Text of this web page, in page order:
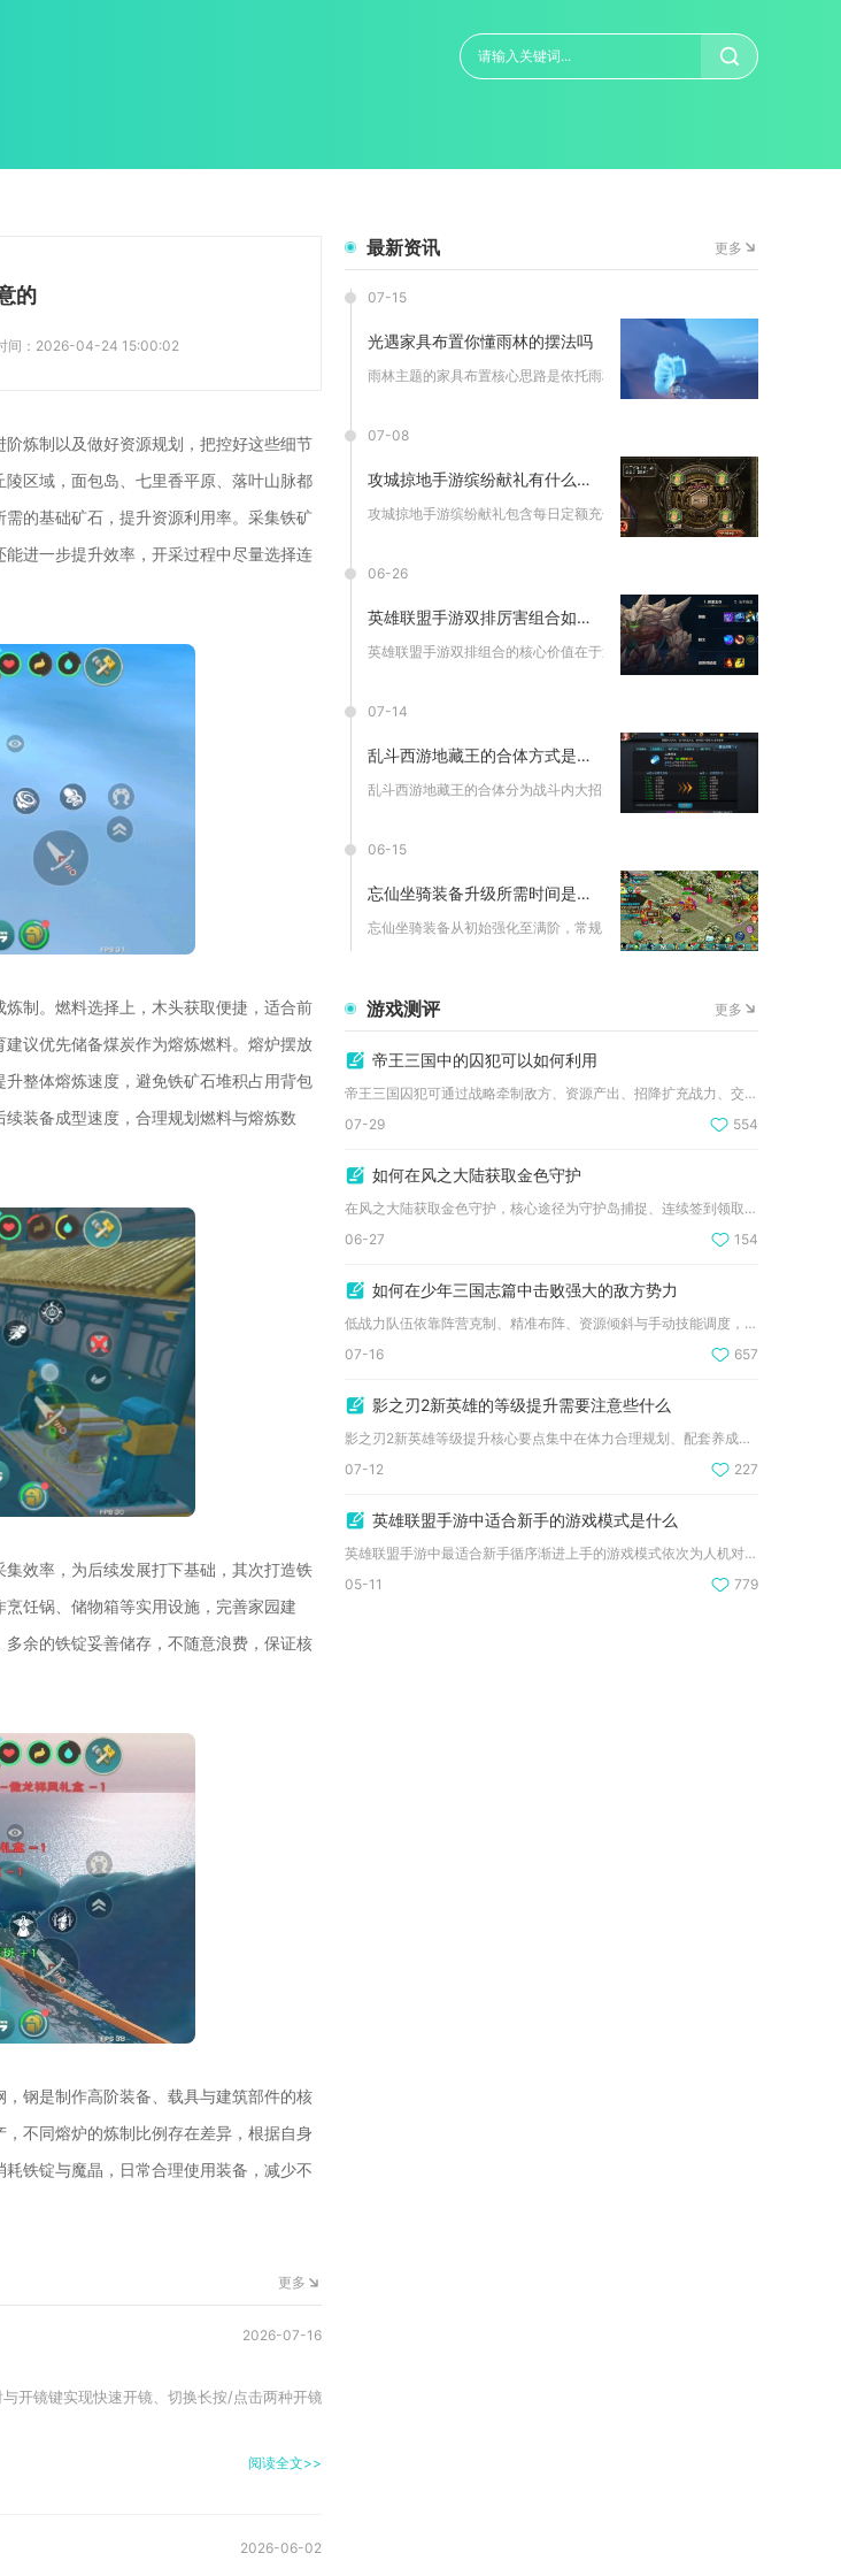
的
间： 2026-04-24 15:00:02
炼制以及做好资源规划，把控好这些细节
区域，面包岛、七里香平原、落叶山脉都
的基础矿石，提升资源利用率。采集铁矿
进一步提升效率，开采过程中尽量选择连
制。燃料选择上，木头获取便捷，适合前
议优先储备煤炭作为熔炼燃料。熔炉摆放
整体熔炼速度，避免铁矿石堆积占用背包
装备成型速度，合理规划燃料与熔炼数
效率，为后续发展打下基础，其次打造铁
饪锅、储物箱等实用设施，完善家园建
余的铁锭妥善储存，不随意浪费，保证核
钢是制作高阶装备、载具与建筑部件的核
不同熔炉的炼制比例存在差异，根据自身
铁锭与魔晶，日常合理使用装备，减少不
更多
2026-07-16
开镜键实现快速开镜、切换长按/点击两种开镜触发逻辑、配置混合倍镜与镜内辅助瞄准参数，全部设置集中在控制与游戏内
阅读全文>>
2026-06-02
最新资讯 更多
07-15
光遇家具布置你懂雨林的摆法吗
雨林主题的家具布置核心思路是依托雨林阴冷潮湿、林木繁茂、细雨...
07-08
攻城掠地手游缤纷献礼有什么充值优惠
攻城掠地手游缤纷献礼包含每日定额充值返利、累计充值阶梯奖励、...
06-26
英雄联盟手游双排厉害组合如何提升胜率
英雄联盟手游双排组合的核心价值在于通过精准功能互补与高频联动...
07-14
乱斗西游地藏王的合体方式是什么
乱斗西游地藏王的合体分为战斗内大招形态合体与阵容英雄联动合体...
06-15
忘仙坐骑装备升级所需时间是多久
忘仙坐骑装备从初始强化至满阶，常规养成节奏下约需30-45天...
游戏测评 更多
帝王三国中的囚犯可以如何利用
帝王三国囚犯可通过战略牵制敌方、资源产出、招降扩充战力、交易...
07-29
554
如何在风之大陆获取金色守护
在风之大陆获取金色守护，核心途径为守护岛捕捉、连续签到领取、...
06-27
154
如何在少年三国志篇中击败强大的敌方势力
低战力队伍依靠阵营克制、精准布阵、资源倾斜与手动技能调度，完...
07-16
657
影之刃2新英雄的等级提升需要注意些什么
影之刃2新英雄等级提升核心要点集中在体力合理规划、配套养成同...
07-12
227
英雄联盟手游中适合新手的游戏模式是什么
英雄联盟手游中最适合新手循序渐进上手的游戏模式依次为人机对战...
05-11
779